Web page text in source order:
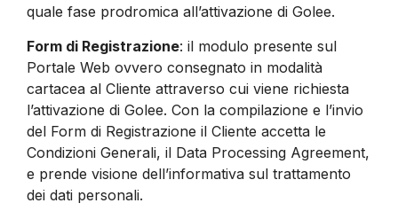
quale fase prodromica all’attivazione di Golee.
Form di Registrazione: il modulo presente sul
Portale Web ovvero consegnato in modalità
cartacea al Cliente attraverso cui viene richiesta
l’attivazione di Golee. Con la compilazione e l’invio
del Form di Registrazione il Cliente accetta le
Condizioni Generali, il Data Processing Agreement,
e prende visione dell’informativa sul trattamento
dei dati personali.